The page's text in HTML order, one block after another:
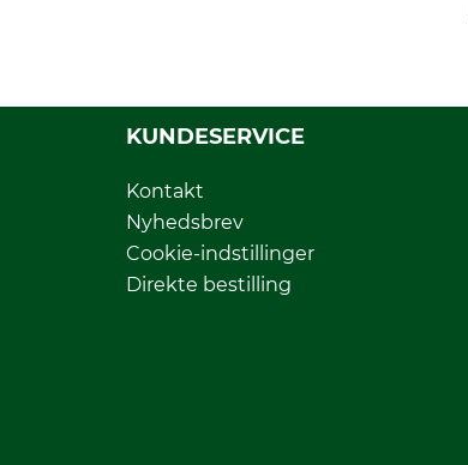
KUNDESERVICE
Kontakt
Nyhedsbrev
Cookie-indstillinger
Direkte bestilling